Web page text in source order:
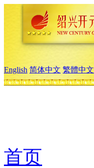
English 简体中文 繁體中文
首页